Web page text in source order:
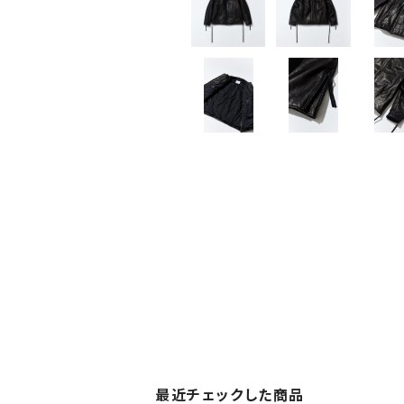
最近チェックした商品